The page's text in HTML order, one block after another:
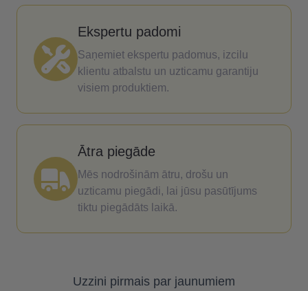
Ekspertu padomi
Saņemiet ekspertu padomus, izcilu
klientu atbalstu un uzticamu garantiju
visiem produktiem.
Ātra piegāde
Mēs nodrošinām ātru, drošu un
uzticamu piegādi, lai jūsu pasūtījums
tiktu piegādāts laikā.
Uzzini pirmais par jaunumiem